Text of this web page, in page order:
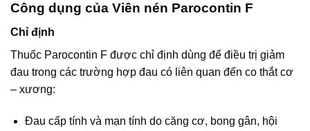
Công dụng của Viên nén Parocontin F
Chỉ định
Thuốc Parocontin F được chỉ định dùng để điều trị giảm
đau trong các trường hợp đau có liên quan đến co thắt cơ
– xương:
Đau cấp tính và mạn tính do căng cơ, bong gân, hội